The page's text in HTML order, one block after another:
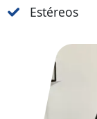
Estéreos